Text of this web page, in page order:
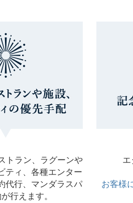
トラン、ラグーンや
ティ、各種エンター
代行、マンダラスパ
行えます。
お客様